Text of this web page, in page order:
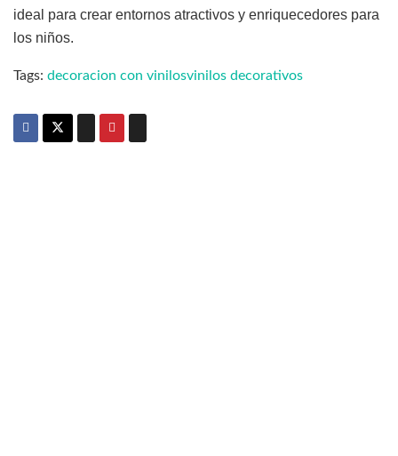
ideal para crear entornos atractivos y enriquecedores para
los niños.
Tags: decoracion con vinilosvinilos decorativos